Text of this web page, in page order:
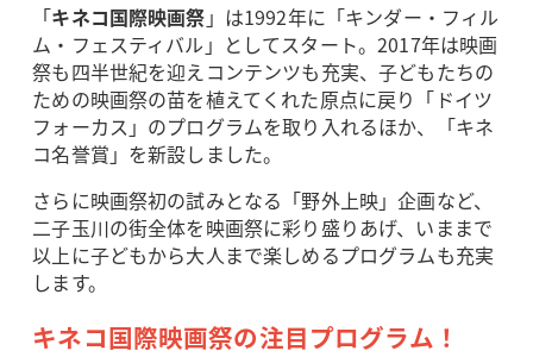
「キネコ国際映画祭 」は1992年に「キンダー・フィル
ム・フェスティバル」としてスタート。2017年は映画
祭も四半世紀を迎えコンテンツも充実、子どもたちの
ための映画祭の苗を植えてくれた原点に戻り「ドイツ
フォーカス」のプログラムを取り入れるほか、「キネ
コ名誉賞」を新設しました。
さらに映画祭初の試みとなる「野外上映」企画など、
二子玉川の街全体を映画祭に彩り盛りあげ、いままで
以上に子どもから大人まで楽しめるプログラムも充実
します。
キネコ国際映画祭の注目プログラム！